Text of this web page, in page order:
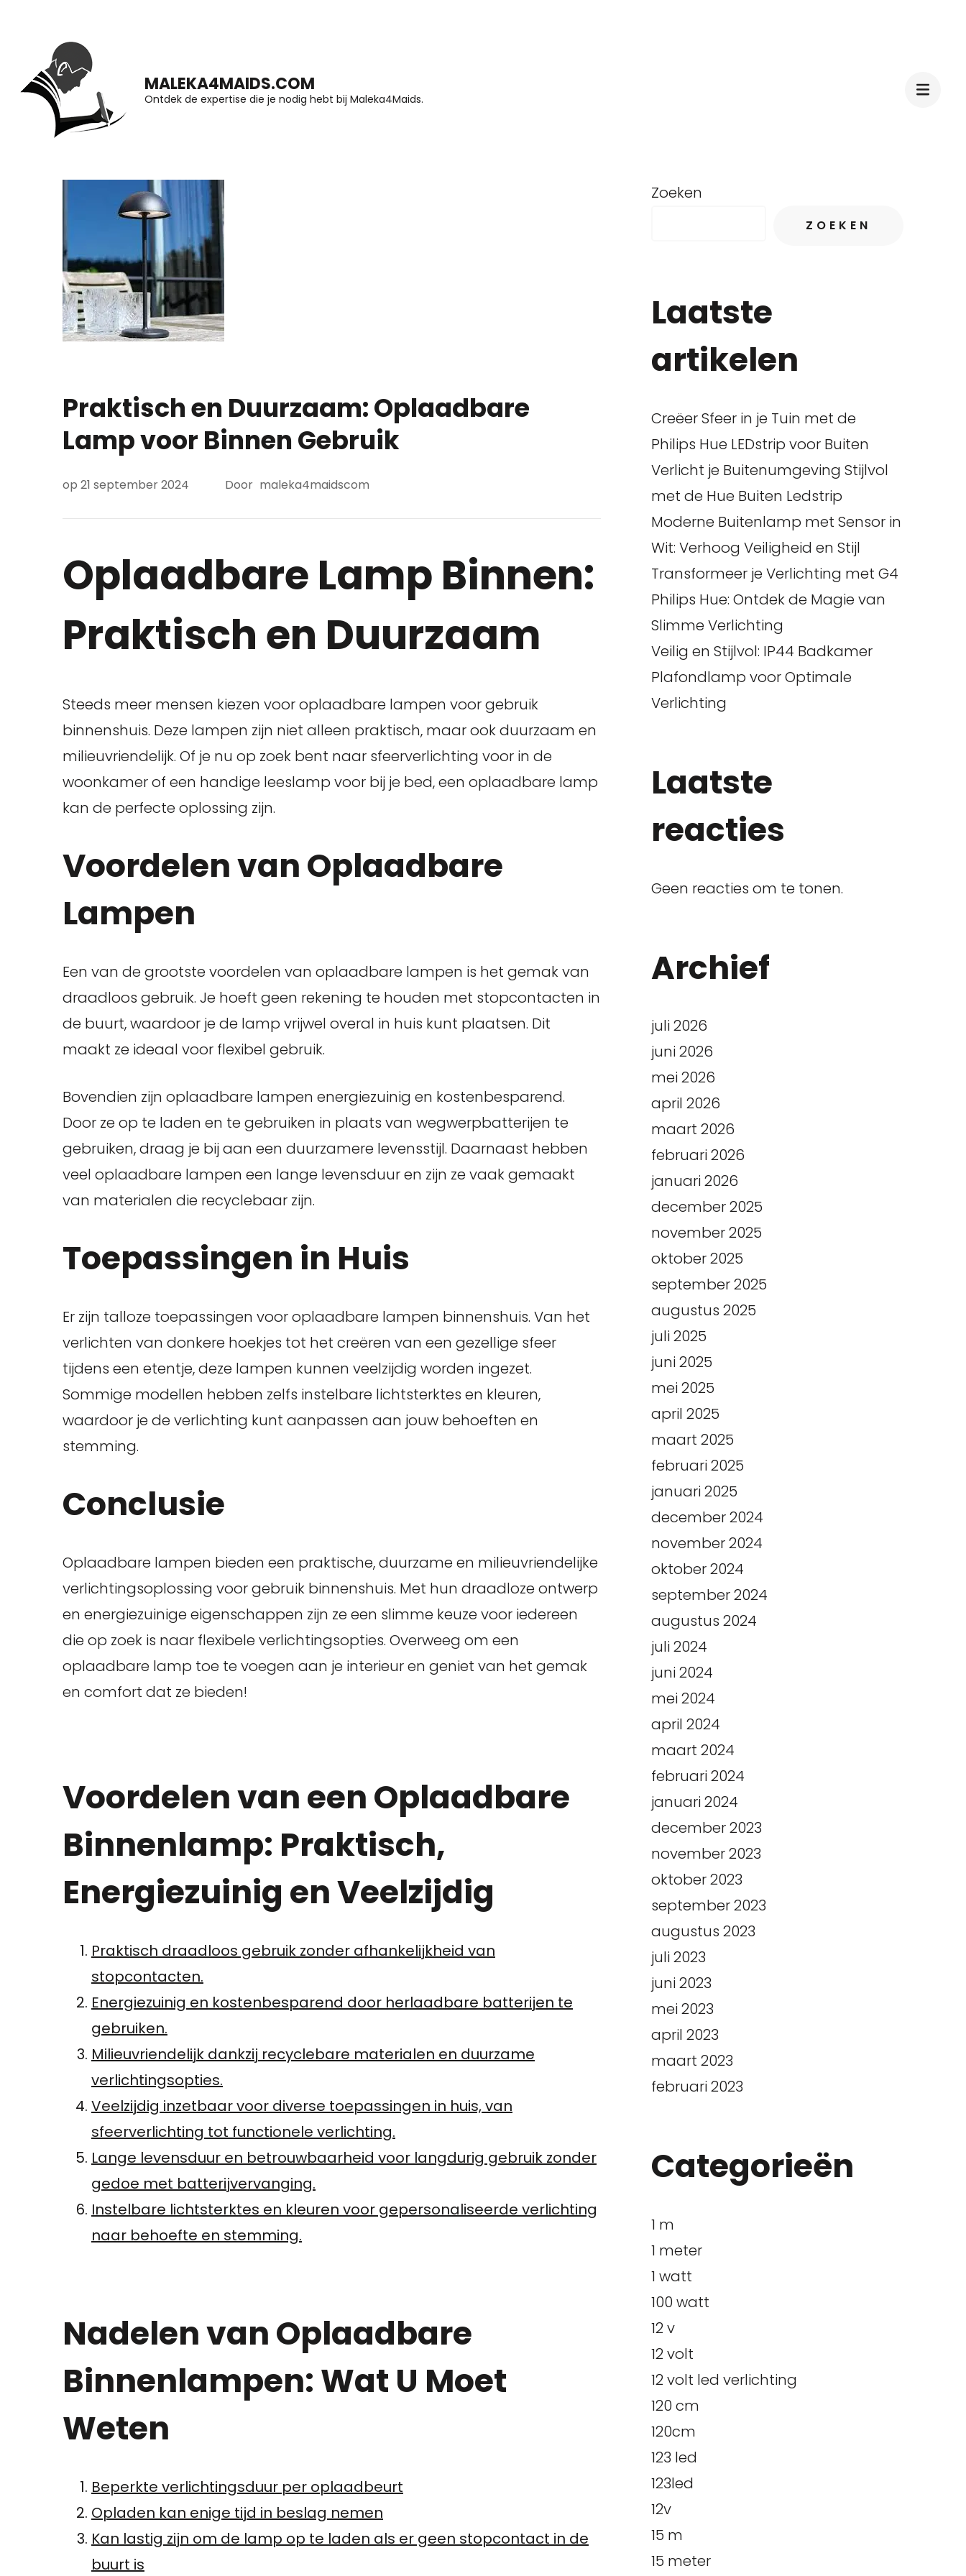
inhoud
(druk
MALEKA4MAIDS.COM
Ontdek de expertise die je nodig hebt bij Maleka4Maids.
Praktisch en Duurzaam: Oplaadbare
Lamp voor Binnen Gebruik
op 21 september 2024 Door maleka4maidscom
Oplaadbare Lamp Binnen:
Praktisch en Duurzaam
Steeds meer mensen kiezen voor oplaadbare lampen voor gebruik
binnenshuis. Deze lampen zijn niet alleen praktisch, maar ook duurzaam en
milieuvriendelijk. Of je nu op zoek bent naar sfeerverlichting voor in de
woonkamer of een handige leeslamp voor bij je bed, een oplaadbare lamp
kan de perfecte oplossing zijn.
Voordelen van Oplaadbare
Lampen
Een van de grootste voordelen van oplaadbare lampen is het gemak van
draadloos gebruik. Je hoeft geen rekening te houden met stopcontacten in
de buurt, waardoor je de lamp vrijwel overal in huis kunt plaatsen. Dit
maakt ze ideaal voor flexibel gebruik.
Bovendien zijn oplaadbare lampen energiezuinig en kostenbesparend.
Door ze op te laden en te gebruiken in plaats van wegwerpbatterijen te
gebruiken, draag je bij aan een duurzamere levensstijl. Daarnaast hebben
veel oplaadbare lampen een lange levensduur en zijn ze vaak gemaakt
van materialen die recyclebaar zijn.
Toepassingen in Huis
Er zijn talloze toepassingen voor oplaadbare lampen binnenshuis. Van het
verlichten van donkere hoekjes tot het creëren van een gezellige sfeer
tijdens een etentje, deze lampen kunnen veelzijdig worden ingezet.
Sommige modellen hebben zelfs instelbare lichtsterktes en kleuren,
waardoor je de verlichting kunt aanpassen aan jouw behoeften en
stemming.
Conclusie
Oplaadbare lampen bieden een praktische, duurzame en milieuvriendelijke
verlichtingsoplossing voor gebruik binnenshuis. Met hun draadloze ontwerp
en energiezuinige eigenschappen zijn ze een slimme keuze voor iedereen
die op zoek is naar flexibele verlichtingsopties. Overweeg om een
oplaadbare lamp toe te voegen aan je interieur en geniet van het gemak
en comfort dat ze bieden!
Voordelen van een Oplaadbare
Binnenlamp: Praktisch,
Energiezuinig en Veelzijdig
Praktisch draadloos gebruik zonder afhankelijkheid van
stopcontacten.
Energiezuinig en kostenbesparend door herlaadbare batterijen te
gebruiken.
Milieuvriendelijk dankzij recyclebare materialen en duurzame
verlichtingsopties.
Veelzijdig inzetbaar voor diverse toepassingen in huis, van
sfeerverlichting tot functionele verlichting.
Lange levensduur en betrouwbaarheid voor langdurig gebruik zonder
gedoe met batterijvervanging.
Instelbare lichtsterktes en kleuren voor gepersonaliseerde verlichting
naar behoefte en stemming.
Nadelen van Oplaadbare
Binnenlampen: Wat U Moet
Weten
Beperkte verlichtingsduur per oplaadbeurt
Opladen kan enige tijd in beslag nemen
Kan lastig zijn om de lamp op te laden als er geen stopcontact in de
buurt is
Zoeken
ZOEKEN
Laatste
artikelen
Creëer Sfeer in je Tuin met de
Philips Hue LEDstrip voor Buiten
Verlicht je Buitenumgeving Stijlvol
met de Hue Buiten Ledstrip
Moderne Buitenlamp met Sensor in
Wit: Verhoog Veiligheid en Stijl
Transformeer je Verlichting met G4
Philips Hue: Ontdek de Magie van
Slimme Verlichting
Veilig en Stijlvol: IP44 Badkamer
Plafondlamp voor Optimale
Verlichting
Laatste
reacties
Geen reacties om te tonen.
Archief
juli 2026
juni 2026
mei 2026
april 2026
maart 2026
februari 2026
januari 2026
december 2025
november 2025
oktober 2025
september 2025
augustus 2025
juli 2025
juni 2025
mei 2025
april 2025
maart 2025
februari 2025
januari 2025
december 2024
november 2024
oktober 2024
september 2024
augustus 2024
juli 2024
juni 2024
mei 2024
april 2024
maart 2024
februari 2024
januari 2024
december 2023
november 2023
oktober 2023
september 2023
augustus 2023
juli 2023
juni 2023
mei 2023
april 2023
maart 2023
februari 2023
Categorieën
1 m
1 meter
1 watt
100 watt
12 v
12 volt
12 volt led verlichting
120 cm
120cm
123 led
123led
12v
15 m
15 meter